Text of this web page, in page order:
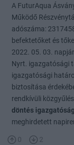
A FuturAqua
Működő
adószáma:
befektetőket és
2022. 05. 03.
Nyrt. igazgatósági
igazgatósági
biztosítása
rendkívüli
döntés
meghirdetett
0 2